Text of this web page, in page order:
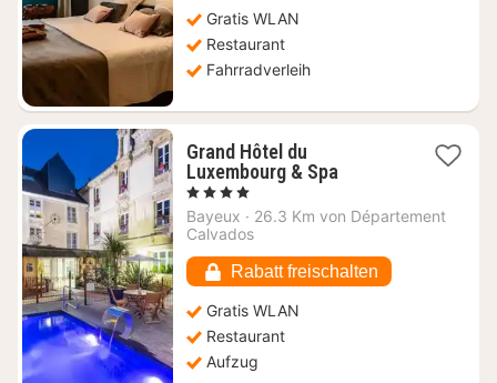
Gratis WLAN
Restaurant
Fahrradverleih
Grand Hôtel du
Luxembourg & Spa1
ab
226,41
, 4 Sterne
Bayeux · 26.3 Km von Département
Calvados
Rabatt freischalten
Gratis WLAN
Restaurant
Aufzug